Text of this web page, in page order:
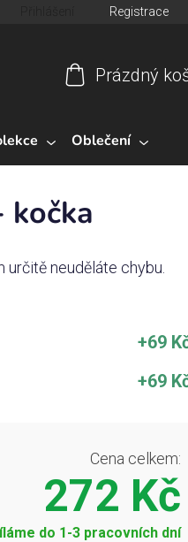
Registrace
košík
Prázdný
Oblečení
kočka
neuděláte chybu.
+69
+69
Cena celkem:
272 Kč
do 1-3 pracovních dní